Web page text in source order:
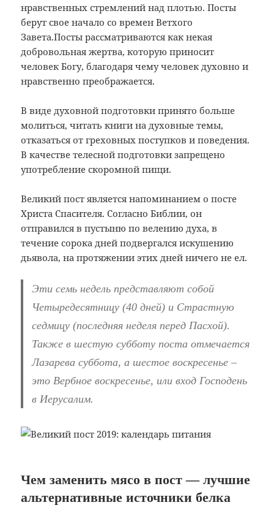
нравственных стремлений над плотью. Посты
берут свое начало со времен Ветхого
Завета.Посты рассматриваются как некая
добровольная жертва, которую приносит
человек Богу, благодаря чему человек духовно и
нравственно преображается.
В виде духовной подготовки принято больше
молиться, читать книги на духовные темы,
отказаться от греховных поступков и поведения.
В качестве телесной подготовки запрещено
употребление скоромной пищи.
Великий пост является напоминанием о посте
Христа Спасителя. Согласно Библии, он
отправился в пустыню по велению духа, в
течение сорока дней подвергался искушению
дьявола, на протяжении этих дней ничего не ел.
Эти семь недель представляют собой
Четыредесятницу (40 дней) и Страстную
седмицу (последняя неделя перед Пасхой).
Также в шестую субботу поста отмечается
Лазарева суббота, а шестое воскресенье –
это Вербное воскресенье, или вход Господень
в Иерусалим.
Чем заменить мясо в пост — лучшие
альтернативные источники белка